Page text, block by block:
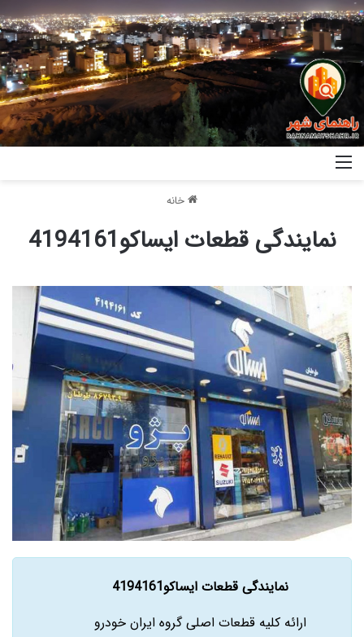
خانه
نمایندگی قطعات ایساکو4194161
نمایندگی قطعات ایساکو4194161
ارائه کلیه قطعات اصلی گروه ایران خودرو